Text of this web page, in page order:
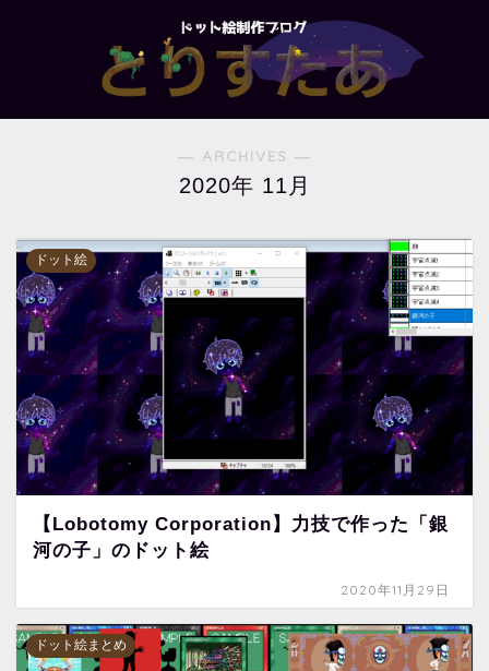
― ARCHIVES ―
2020年 11月
ドット絵
【Lobotomy Corporation】力技で作った「銀
河の子」のドット絵
2020年11月29日
ドット絵まとめ